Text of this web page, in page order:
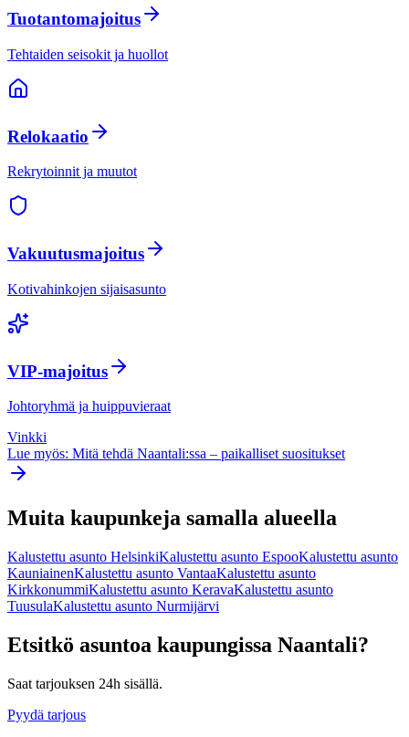
Tuotantomajoitus
Tehtaiden seisokit ja huollot
Relokaatio
Rekrytoinnit ja muutot
Vakuutusmajoitus
Kotivahinkojen sijaisasunto
VIP-majoitus
Johtoryhmä ja huippuvieraat
Vinkki
Lue myös: Mitä tehdä Naantali:ssa – paikalliset suositukset
Muita kaupunkeja samalla alueella
Kalustettu asunto HelsinkiKalustettu asunto EspooKalustettu asunto
KauniainenKalustettu asunto VantaaKalustettu asunto
KirkkonummiKalustettu asunto KeravaKalustettu asunto
TuusulaKalustettu asunto Nurmijärvi
Etsitkö asuntoa kaupungissa Naantali?
Saat tarjouksen 24h sisällä.
Pyydä tarjous